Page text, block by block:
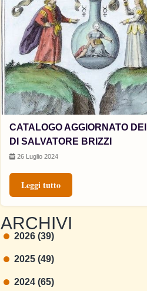
CATALOGO AGGIORNATO DEI
DI SALVATORE BRIZZI
26 Luglio 2024
Leggi tutto
ARCHIVI
2026 (39)
2025 (49)
2024 (65)